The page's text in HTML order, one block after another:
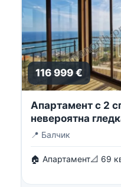
116 999 €
Апартамент с 2
невероятна
безкрайното море
📍 Балчик
🏠 Апартамент📐 69